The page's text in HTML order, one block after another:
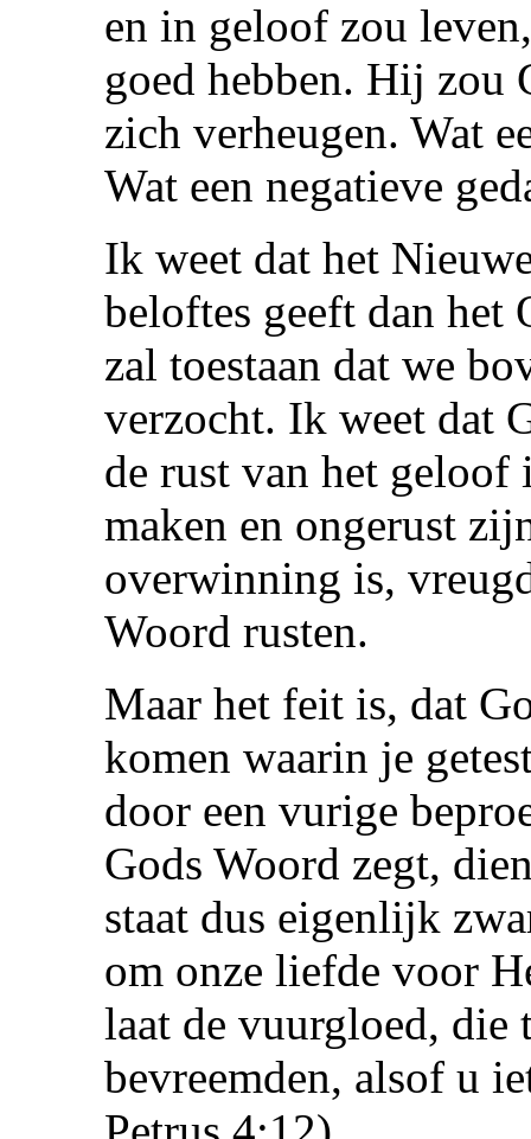
en in geloof zou
goed hebben. Hij zou
zich verheugen. Wat
Wat een negatieve
Ik weet dat het
beloftes geeft dan het
zal toestaan dat we
verzocht. Ik weet dat
de rust van het geloof
maken en ongerust
overwinning is,
Woord rusten.
Maar het feit is, dat
komen waarin je
door een vurige
Gods Woord zegt,
staat dus eigenlijk
om onze liefde voor
laat de vuurgloed,
bevreemden, alsof u